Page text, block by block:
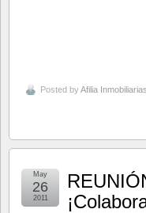
Posted byAfilia Inmobiliarias
May
26
2011